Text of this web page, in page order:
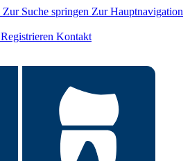
Zur Suche springen Zur Hauptnavigation
Registrieren Kontakt